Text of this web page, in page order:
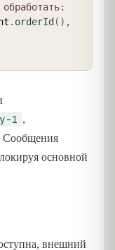
. orderId ( ) ,
1 ,
Сообщения
основной
внешний